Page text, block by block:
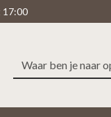
17:00
Zoeken
naar:
levering